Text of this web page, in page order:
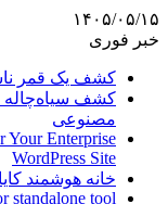
۱۴۰۵/۰۵/۱۵
خبر فوری
کشف یک قمر
کشف
مصنوعی
Your Enterprise
WordPress Site
خانه هوشمند کایا
tool?